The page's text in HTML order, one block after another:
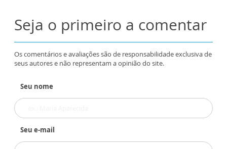
Seja o primeiro a comentar
Os comentários e avaliações são de responsabilidade exclusiva de
seus autores e não representam a opinião do site.
Seu nome
Seu e-mail